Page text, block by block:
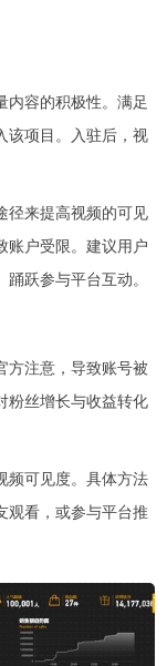
内容的积极性。满足
该项目。入驻后，视
径来提高视频的可见
账户受限。建议用户
跃参与平台互动。
方注意，导致账号被
粉丝增长与收益转化
频可见度。具体方法
观看，或参与平台推